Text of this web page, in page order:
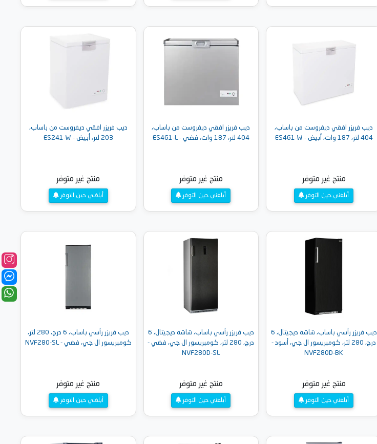
ديب فريزر افقي ديفروست من باساب،
404 لتر، 187 وات، أبيض - ES461-W
منتج غير متوفر
أبلغني حين التوفر
ديب فريزر افقي ديفروست من باساب،
404 لتر، 187 وات، فضي - ES461-L
منتج غير متوفر
أبلغني حين التوفر
ديب فريزر افقي ديفروست من باساب،
203 لتر، أبيض - ES241-W
منتج غير متوفر
أبلغني حين التوفر
ديب فريزر رأسي باساب، شاشة ديجيتال، 6
درج، 280 لتر، كومبريسور ال جي، أسود -
NVF280D-BK
منتج غير متوفر
أبلغني حين التوفر
ديب فريزر رأسي باساب، شاشة ديجيتال، 6
درج، 280 لتر، كومبريسور ال جي، فضي -
NVF280D-SL
منتج غير متوفر
أبلغني حين التوفر
ديب فريزر رأسي باساب، 6 درج، 280 لتر،
كومبريسور ال جي، فضي - NVF280-SL
منتج غير متوفر
أبلغني حين التوفر